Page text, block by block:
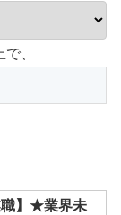
、
】★業界未